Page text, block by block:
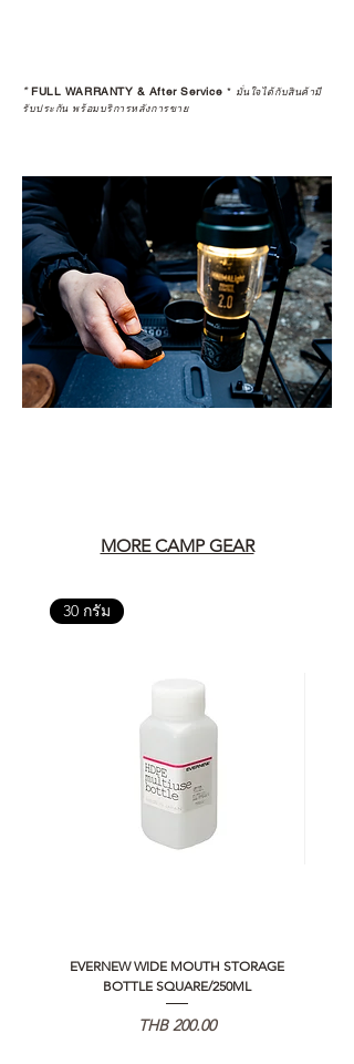
*FULL WARRANTY & After Service * มั่นใจได้กับสินค้ามี
รับประกัน พร้อมบริการหลังการขาย
MORE CAMP GEAR
30 กรัม
EVERNEW WIDE MOUTH STORAGE
BOTTLE SQUARE/250ML
Price
THB 200.00